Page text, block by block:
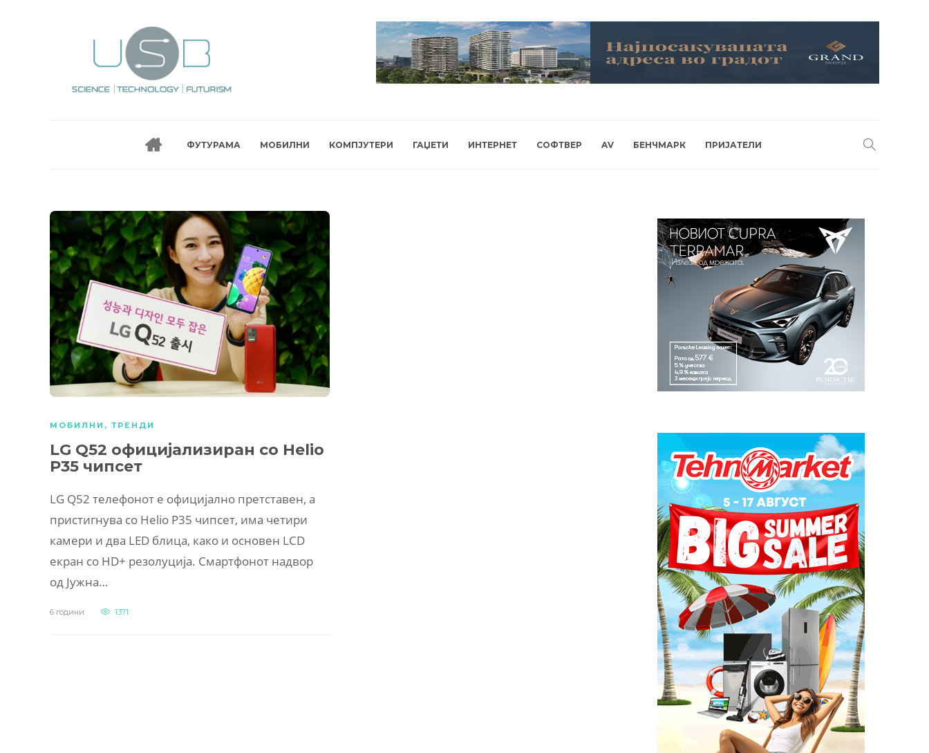
ФУТУРАМА МОБИЛНИ КОМПЈУТЕРИ ГАЏЕТИ ИНТЕРНЕТ СОФТВЕР AV БЕНЧМАРК ПРИЈАТЕЛИ
МОБИЛНИ , ТРЕНДИ
LG Q52 официјализиран со Helio
P35 чипсет
LG Q52 телефонот е официјално претставен, а
пристигнува со Helio P35 чипсет, има четири
камери и два LED блица, како и основен LCD
екран со HD+ резолуција. Смартфонот надвор
од Јужна…
6 години 1371